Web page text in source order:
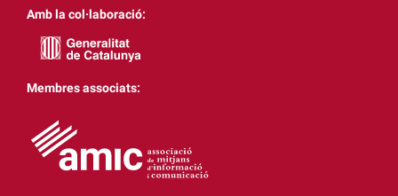
Amb la col·laboració:
Membres associats: